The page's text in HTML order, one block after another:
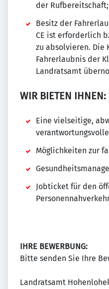
der Rufbereitschaft;
Besitz der
CE ist erforderlich
zu absolvieren. Die
Fahrerlaubnis der
Landratsamt
WIR BIETEN IHNEN:
Eine vielseitige,
Möglichkeiten zur
Jobticket für den
IHRE BEWERBUNG:
Bitte senden Sie Ihre
Landratsamt